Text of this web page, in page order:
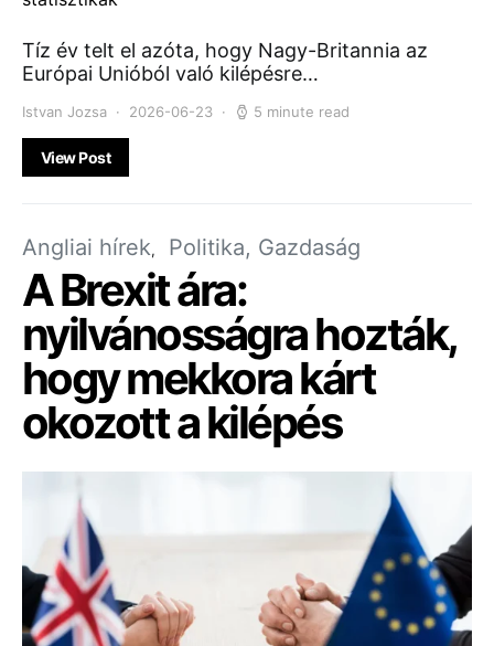
Tíz év telt el azóta, hogy Nagy-Britannia az
Európai Unióból való kilépésre…
Istvan Jozsa 2026-06-23 5 minute read
View Post
Angliai hírek Politika, Gazdaság
A Brexit ára:
nyilvánosságra hozták,
hogy mekkora kárt
okozott a kilépés